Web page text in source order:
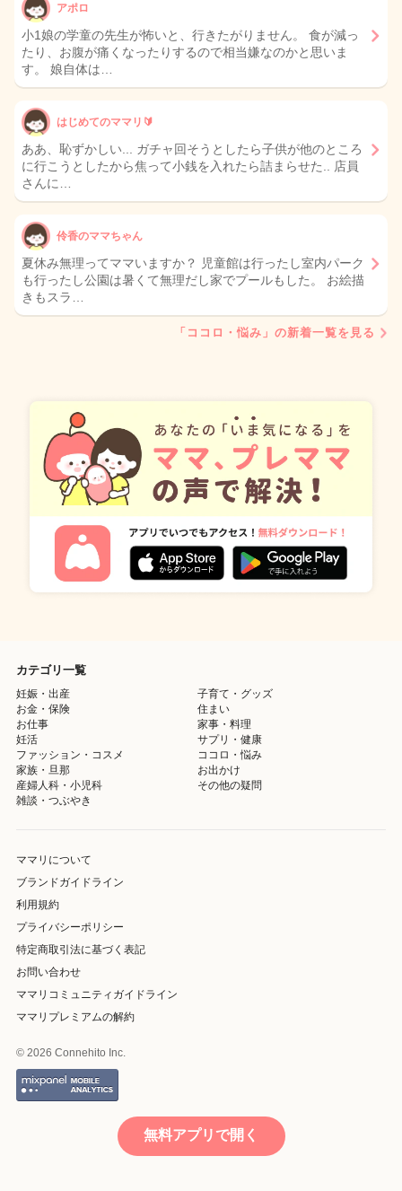
アポロ
小1娘の学童の先生が怖いと、行きたがりません。 食が減っ
たり、お腹が痛くなったりするので相当嫌なのかと思いま
す。 娘自体は…
はじめてのママリ🔰
ああ、恥ずかしい... ガチャ回そうとしたら子供が他のところ
に行こうとしたから焦って小銭を入れたら詰まらせた.. 店員
さんに…
伶香のママちゃん
夏休み無理ってママいますか？ 児童館は行ったし室内パーク
も行ったし公園は暑くて無理だし家でプールもした。 お絵描
きもスラ…
「ココロ・悩み」の新着一覧を見る
カテゴリ一覧
妊娠・出産
子育て・グッズ
お金・保険
住まい
お仕事
家事・料理
妊活
サプリ・健康
ファッション・コスメ
ココロ・悩み
家族・旦那
お出かけ
産婦人科・小児科
その他の疑問
雑談・つぶやき
ママリについて
ブランドガイドライン
利用規約
プライバシーポリシー
特定商取引法に基づく表記
お問い合わせ
ママリコミュニティガイドライン
ママリプレミアムの解約
© 2026 Connehito Inc.
無料アプリで開く